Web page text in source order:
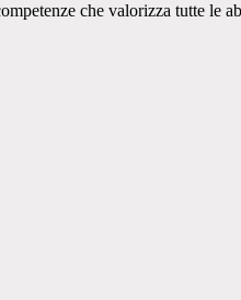
che valorizza tutte le